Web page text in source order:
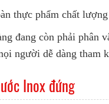
thực phẩm chất
đang còn phải phân
người dễ dàng tham
Inox đứng